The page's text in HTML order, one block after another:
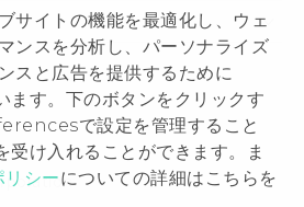
サイトの機能を最適化し、ウェ
ンスを分析し、パーソナライズ
スと広告を提供するために
す。下のボタンをクリックす
で設定を管理すること
け入れることができます。ま
シーについての詳細はこちらを